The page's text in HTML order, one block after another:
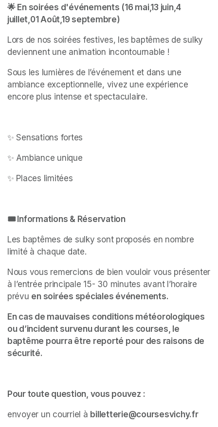
🌟 En soirées d'événements (16 mai,13 juin,4
juillet,01 Août,19 septembre)
Lors de nos soirées festives, les baptêmes de sulky
deviennent une animation incontournable !
Sous les lumières de l’événement et dans une
ambiance exceptionnelle, vivez une expérience
encore plus intense et spectaculaire.
✨ Sensations fortes
✨ Ambiance unique
✨ Places limitées
🎟 Informations & Réservation
Les baptêmes de sulky sont proposés en nombre
limité à chaque date.
Nous vous remercions de bien vouloir vous présenter
à l’entrée principale 15- 30 minutes avant l’horaire
prévu en soirées spéciales événements.
En cas de mauvaises conditions météorologiques
ou d’incident survenu durant les courses, le
baptême pourra être reporté pour des raisons de
sécurité.
Pour toute question, vous pouvez :
envoyer un courriel à billetterie@coursesvichy.fr